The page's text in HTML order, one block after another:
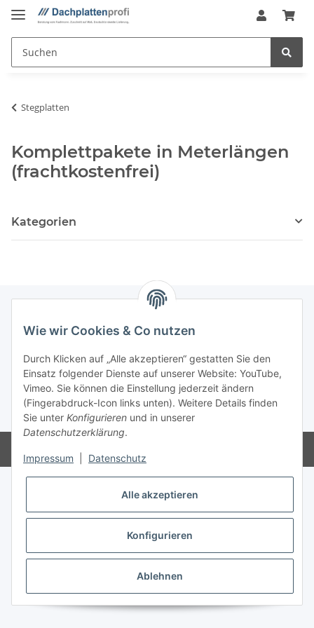
Stegplatten
Komplettpakete in Meterlängen
(frachtkostenfrei)
Kategorien
Informationen
Gesetzliche Informationen
* Alle Preise inkl. gesetzlicher USt., zzgl.Versand
Wie wir Cookies & Co nutzen
Durch Klicken auf „Alle akzeptieren“ gestatten Sie den
Einsatz folgender Dienste auf unserer Website: YouTube,
Vimeo. Sie können die Einstellung jederzeit ändern
(Fingerabdruck-Icon links unten). Weitere Details finden
Sie unter Konfigurieren und in unserer
Datenschutzerklärung.
Impressum Datenschutz
Alle akzeptieren
Konfigurieren
Ablehnen